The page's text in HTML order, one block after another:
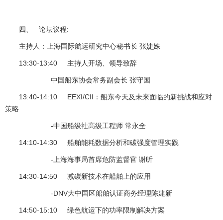
四、 论坛议程:
主持人：上海国际航运研究中心秘书长 张婕姝
13:30-13:40 主持人开场、领导致辞
中国船东协会常务副会长 张守国
13:40-14:10 EEXI/CII：船东今天及未来面临的新挑战和应对
策略
-中国船级社高级工程师 常永全
14:10-14:30 船舶能耗数据分析和碳强度管理实践
-上海海事局首席危防监督官 谢昕
14:30-14:50 减碳新技术在船舶上的应用
-DNV大中国区船舶认证商务经理陈建新
14:50-15:10 绿色航运下的功率限制解决方案